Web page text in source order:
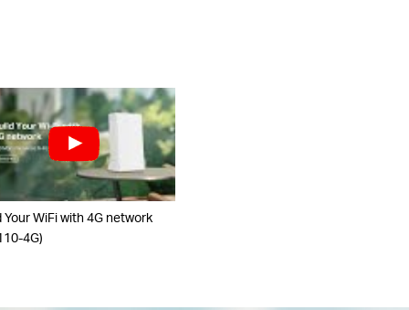
Your WiFi with 4G network
4G)